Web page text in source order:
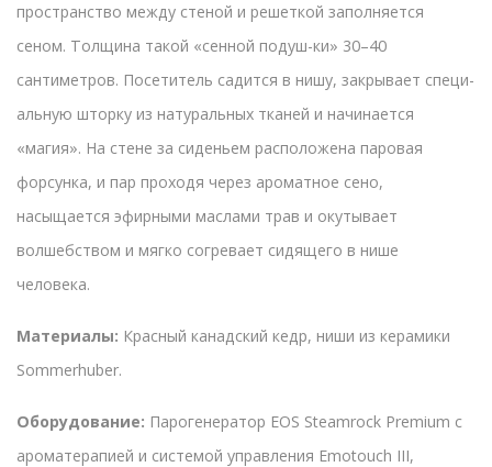
пространство между стеной и решеткой заполняется
сеном. Толщина такой «сенной подуш-ки» 30–40
сантиметров. Посетитель садится в нишу, закрывает специ-
альную шторку из натуральных тканей и начинается
«магия». На стене за сиденьем расположена паровая
форсунка, и пар проходя через ароматное сено,
насыщается эфирными маслами трав и окутывает
волшебством и мягко согревает сидящего в нише
человека.
Материалы: Красный канадский кедр, ниши из керамики
Sommerhuber.
Оборудование: Парогенератор EOS Steamrock Premium с
ароматерапией и системой управления Emotouch III,